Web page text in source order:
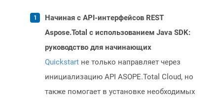
Начиная с API-интерфейсов REST
Aspose.Total с использованием Java SDK:
руководство для начинающих
Quickstart не только направляет через
инициализацию API ASOPE.Total Cloud, но
также помогает в установке необходимых